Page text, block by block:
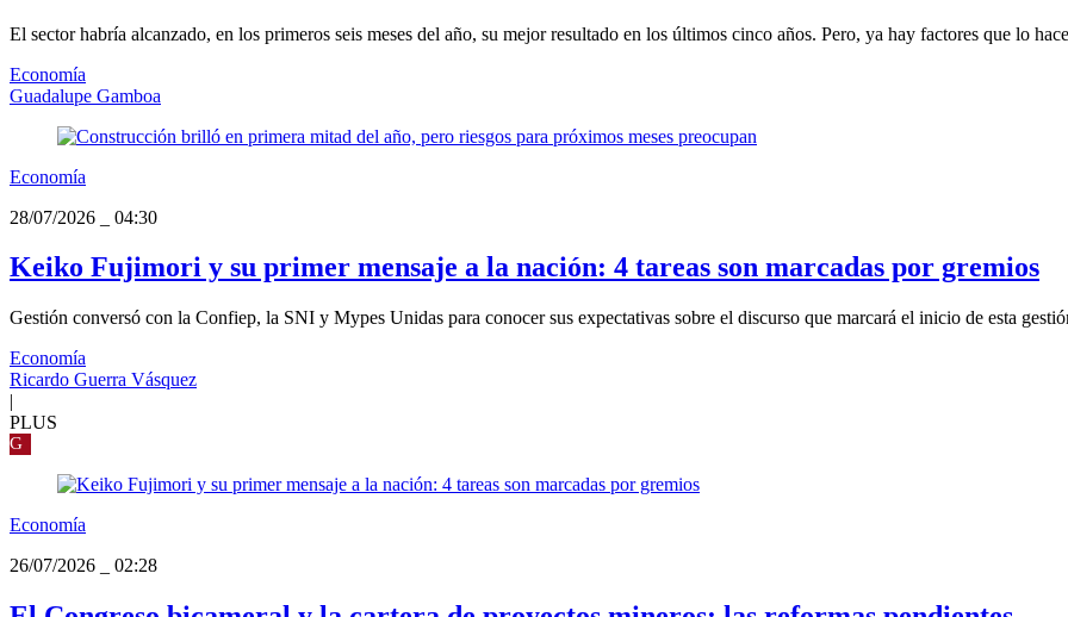
El sector habría alcanzado, en los primeros seis meses del año, su mejor resultado en los últimos cinco años. Pero, ya hay factores que lo
Economía
Guadalupe Gamboa
Economía
28/07/2026
04:30
Keiko Fujimori y su primer mensaje a la nación: 4 tareas son marcadas por gremios
Gestión conversó con la Confiep, la SNI y Mypes Unidas para conocer sus expectativas sobre el discurso que marcará el inicio de esta
Economía
Ricardo Guerra Vásquez
|
PLUS
G
Economía
26/07/2026
02:28